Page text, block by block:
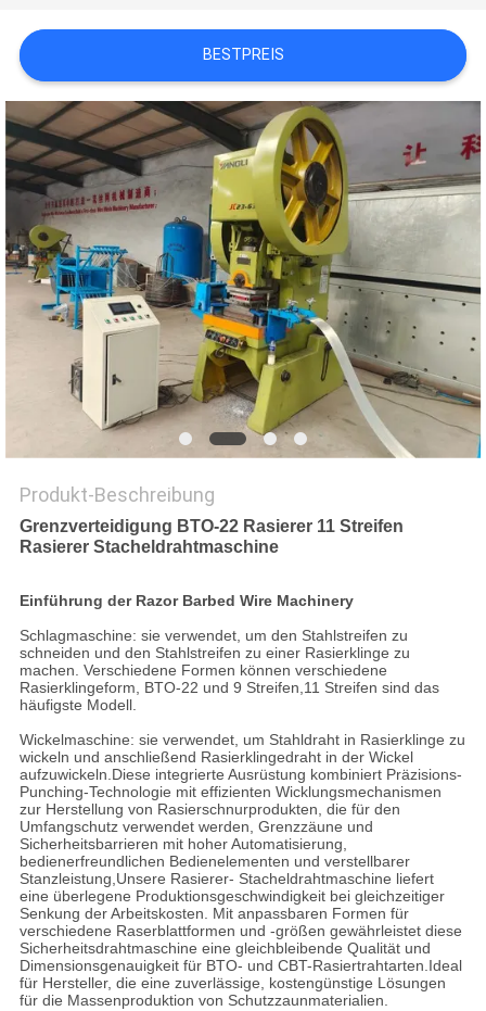
FORDERN
SIE EIN
ZITAT
SITEMAP
PRIVACY
POLICY
BESTPREIS
Produkt-Beschreibung
Grenzverteidigung BTO-22 Rasierer 11 Streifen
Rasierer Stacheldrahtmaschine
Einführung der Razor Barbed Wire Machinery
Schlagmaschine: sie verwendet, um den Stahlstreifen zu
schneiden und den Stahlstreifen zu einer Rasierklinge zu
machen. Verschiedene Formen können verschiedene
Rasierklingeform, BTO-22 und 9 Streifen,11 Streifen sind das
häufigste Modell.
Wickelmaschine: sie verwendet, um Stahldraht in Rasierklinge zu
wickeln und anschließend Rasierklingedraht in der Wickel
aufzuwickeln.Diese integrierte Ausrüstung kombiniert Präzisions-
Punching-Technologie mit effizienten Wicklungsmechanismen
zur Herstellung von Rasierschnurprodukten, die für den
Umfangschutz verwendet werden, Grenzzäune und
Sicherheitsbarrieren mit hoher Automatisierung,
bedienerfreundlichen Bedienelementen und verstellbarer
Stanzleistung,Unsere Rasierer- Stacheldrahtmaschine liefert
eine überlegene Produktionsgeschwindigkeit bei gleichzeitiger
Senkung der Arbeitskosten. Mit anpassbaren Formen für
verschiedene Raserblattformen und -größen gewährleistet diese
Sicherheitsdrahtmaschine eine gleichbleibende Qualität und
Dimensionsgenauigkeit für BTO- und CBT-Rasiertrahtarten.Ideal
für Hersteller, die eine zuverlässige, kostengünstige Lösungen
für die Massenproduktion von Schutzzaunmaterialien.